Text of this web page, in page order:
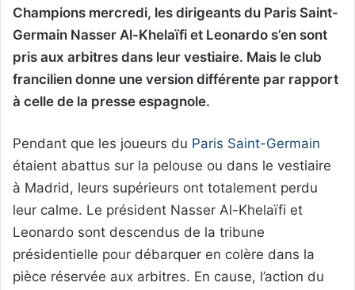
Champions mercredi, les dirigeants du Paris Saint-
Germain Nasser Al-Khelaïfi et Leonardo s’en sont
pris aux arbitres dans leur vestiaire. Mais le club
francilien donne une version différente par rapport
à celle de la presse espagnole.
Pendant que les joueurs du Paris Saint-Germain
étaient abattus sur la pelouse ou dans le vestiaire
à Madrid, leurs supérieurs ont totalement perdu
leur calme. Le président Nasser Al-Khelaïfi et
Leonardo sont descendus de la tribune
présidentielle pour débarquer en colère dans la
pièce réservée aux arbitres. En cause, l’action du